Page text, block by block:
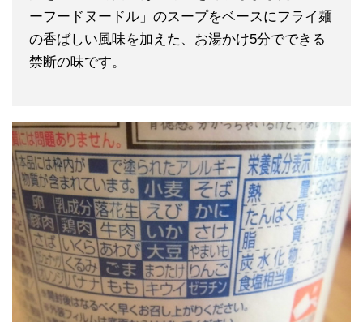
ーフードヌードル」のスープをベースにフライ麺
の香ばしい風味を加えた、お湯かけ5分でできる
禁断の味です。